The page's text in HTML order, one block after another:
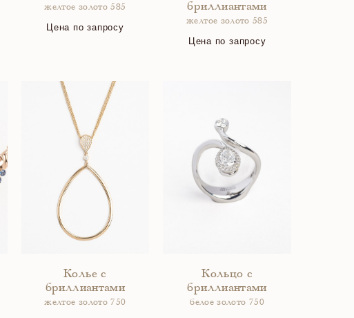
желтое золото 585
Цена по запросу
бриллиантами
желтое золото 585
Цена по запросу
Колье с
бриллиантами
желтое золото 750
Кольцо с
бриллиантами
белое золото 750